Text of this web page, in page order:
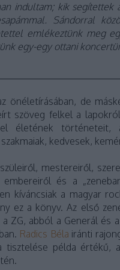
indultam; kik segítettek
Sándorral
emlékeztünk meg
egy-egy ottani
önéletírásában, de
szöveg felkel a
életének történeteit,
kedvesek,
mestereiről,
és a
kíváncsiak a magyar
ez a könyv. Az első
ZG, abból a Generál és
Radics Béla iránti
tisztelése példa értékű,